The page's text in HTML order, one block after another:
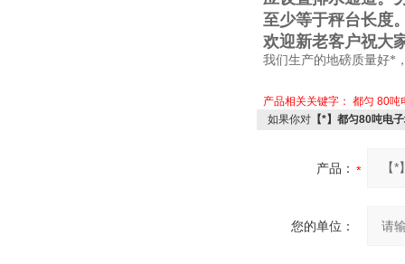
至少等于秤台长度
欢迎新老客户祝大
我们生产的地磅质量好*
产品相关关键字： 都匀 80吨
如果你对 【*】都匀80吨电
产品：
您的单位：